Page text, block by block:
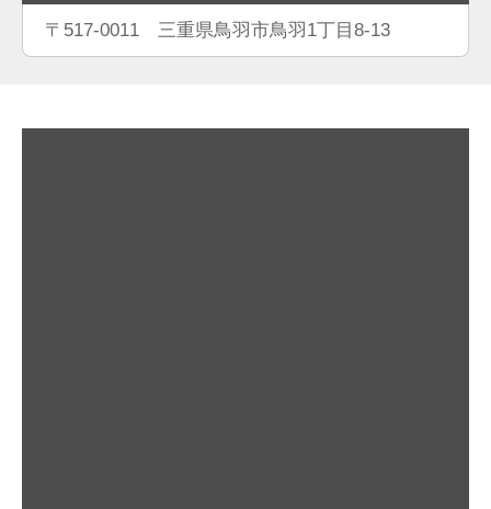
〒517-0011 三重県鳥羽市鳥羽1丁目8-13